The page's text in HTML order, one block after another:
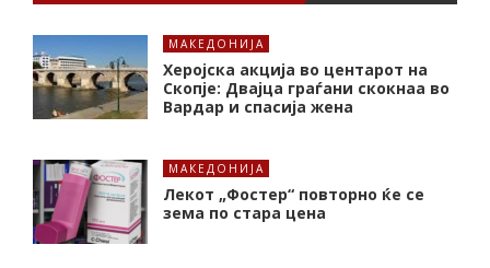
МАКЕДОНИЈА
Херојска акција во центарот на
Скопје: Двајца граѓани скокнаа во
Вардар и спасија жена
МАКЕДОНИЈА
Лекот „Фостер“ повторно ќе се
зема по стара цена